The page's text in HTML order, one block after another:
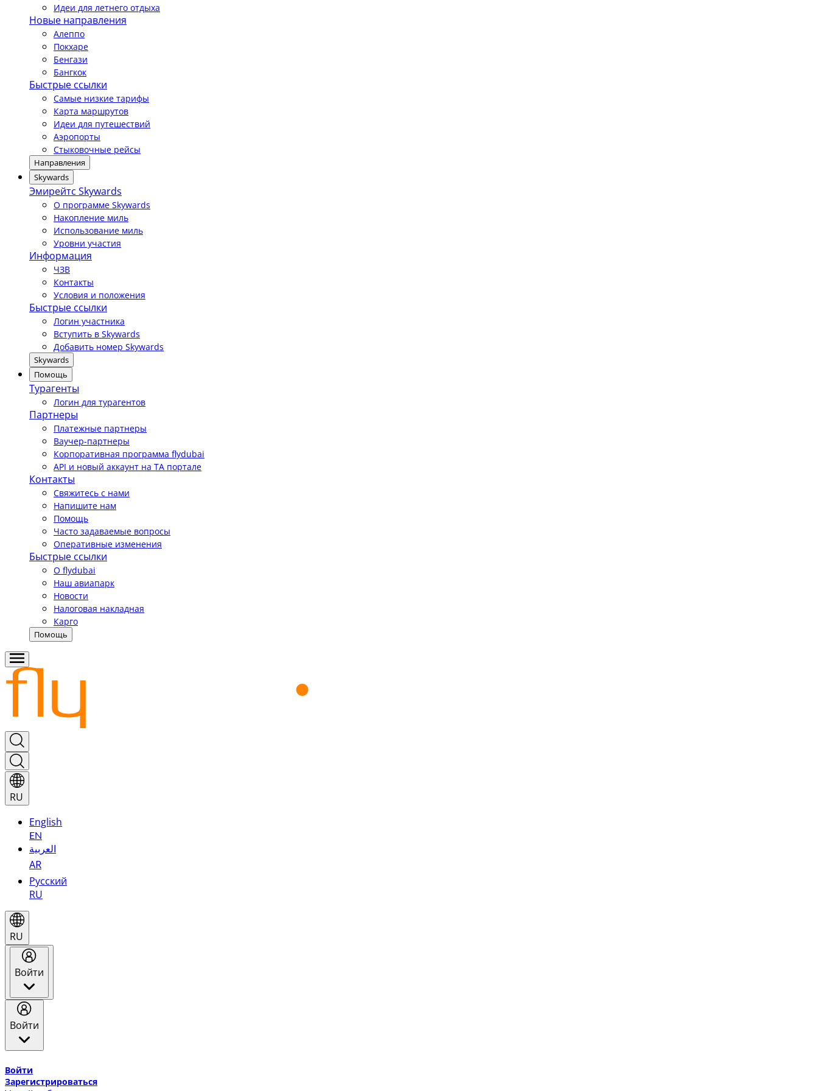
Идеи для летнего отдыха
Новые направления
Алеппо
Покхаре
Бенгази
Бангкок
Быстрые ссылки
Самые низкие тарифы
Карта маршрутов
Идеи для путешествий
Аэропорты
Стыковочные рейсы
Направления
Skywards
Эмирейтс Skywards
О программе Skywards
Накопление миль
Использование миль
Уровни участия
Информация
ЧЗВ
Контакты
Условия и положения
Быстрые ссылки
Логин участника
Вступить в Skywards
Добавить номер Skywards
Skywards
Помощь
Турагенты
Логин для турагентов
Партнеры
Платежные партнеры
Ваучер-партнеры
Корпоративная программа flydubai
API и новый аккаунт на TA портале
Контакты
Свяжитесь с нами
Напишите нам
Помощь
Часто задаваемые вопросы
Оперативные изменения
Быстрые ссылки
О flydubai
Наш авиапарк
Новости
Налоговая накладная
Карго
Помощь
RU
English
EN
العربية
AR
Русский
RU
RU
Войти
Войти
Войти
Зарегистрироваться